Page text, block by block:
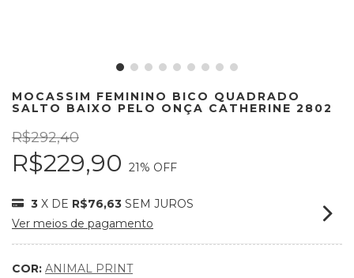
MOCASSIM FEMININO BICO QUADRADO
SALTO BAIXO PELO ONÇA CATHERINE 2802
R$292,40
R$229,90 21% OFF
3 X DE R$76,63 SEM JUROS
Ver meios de pagamento
COR: ANIMAL PRINT